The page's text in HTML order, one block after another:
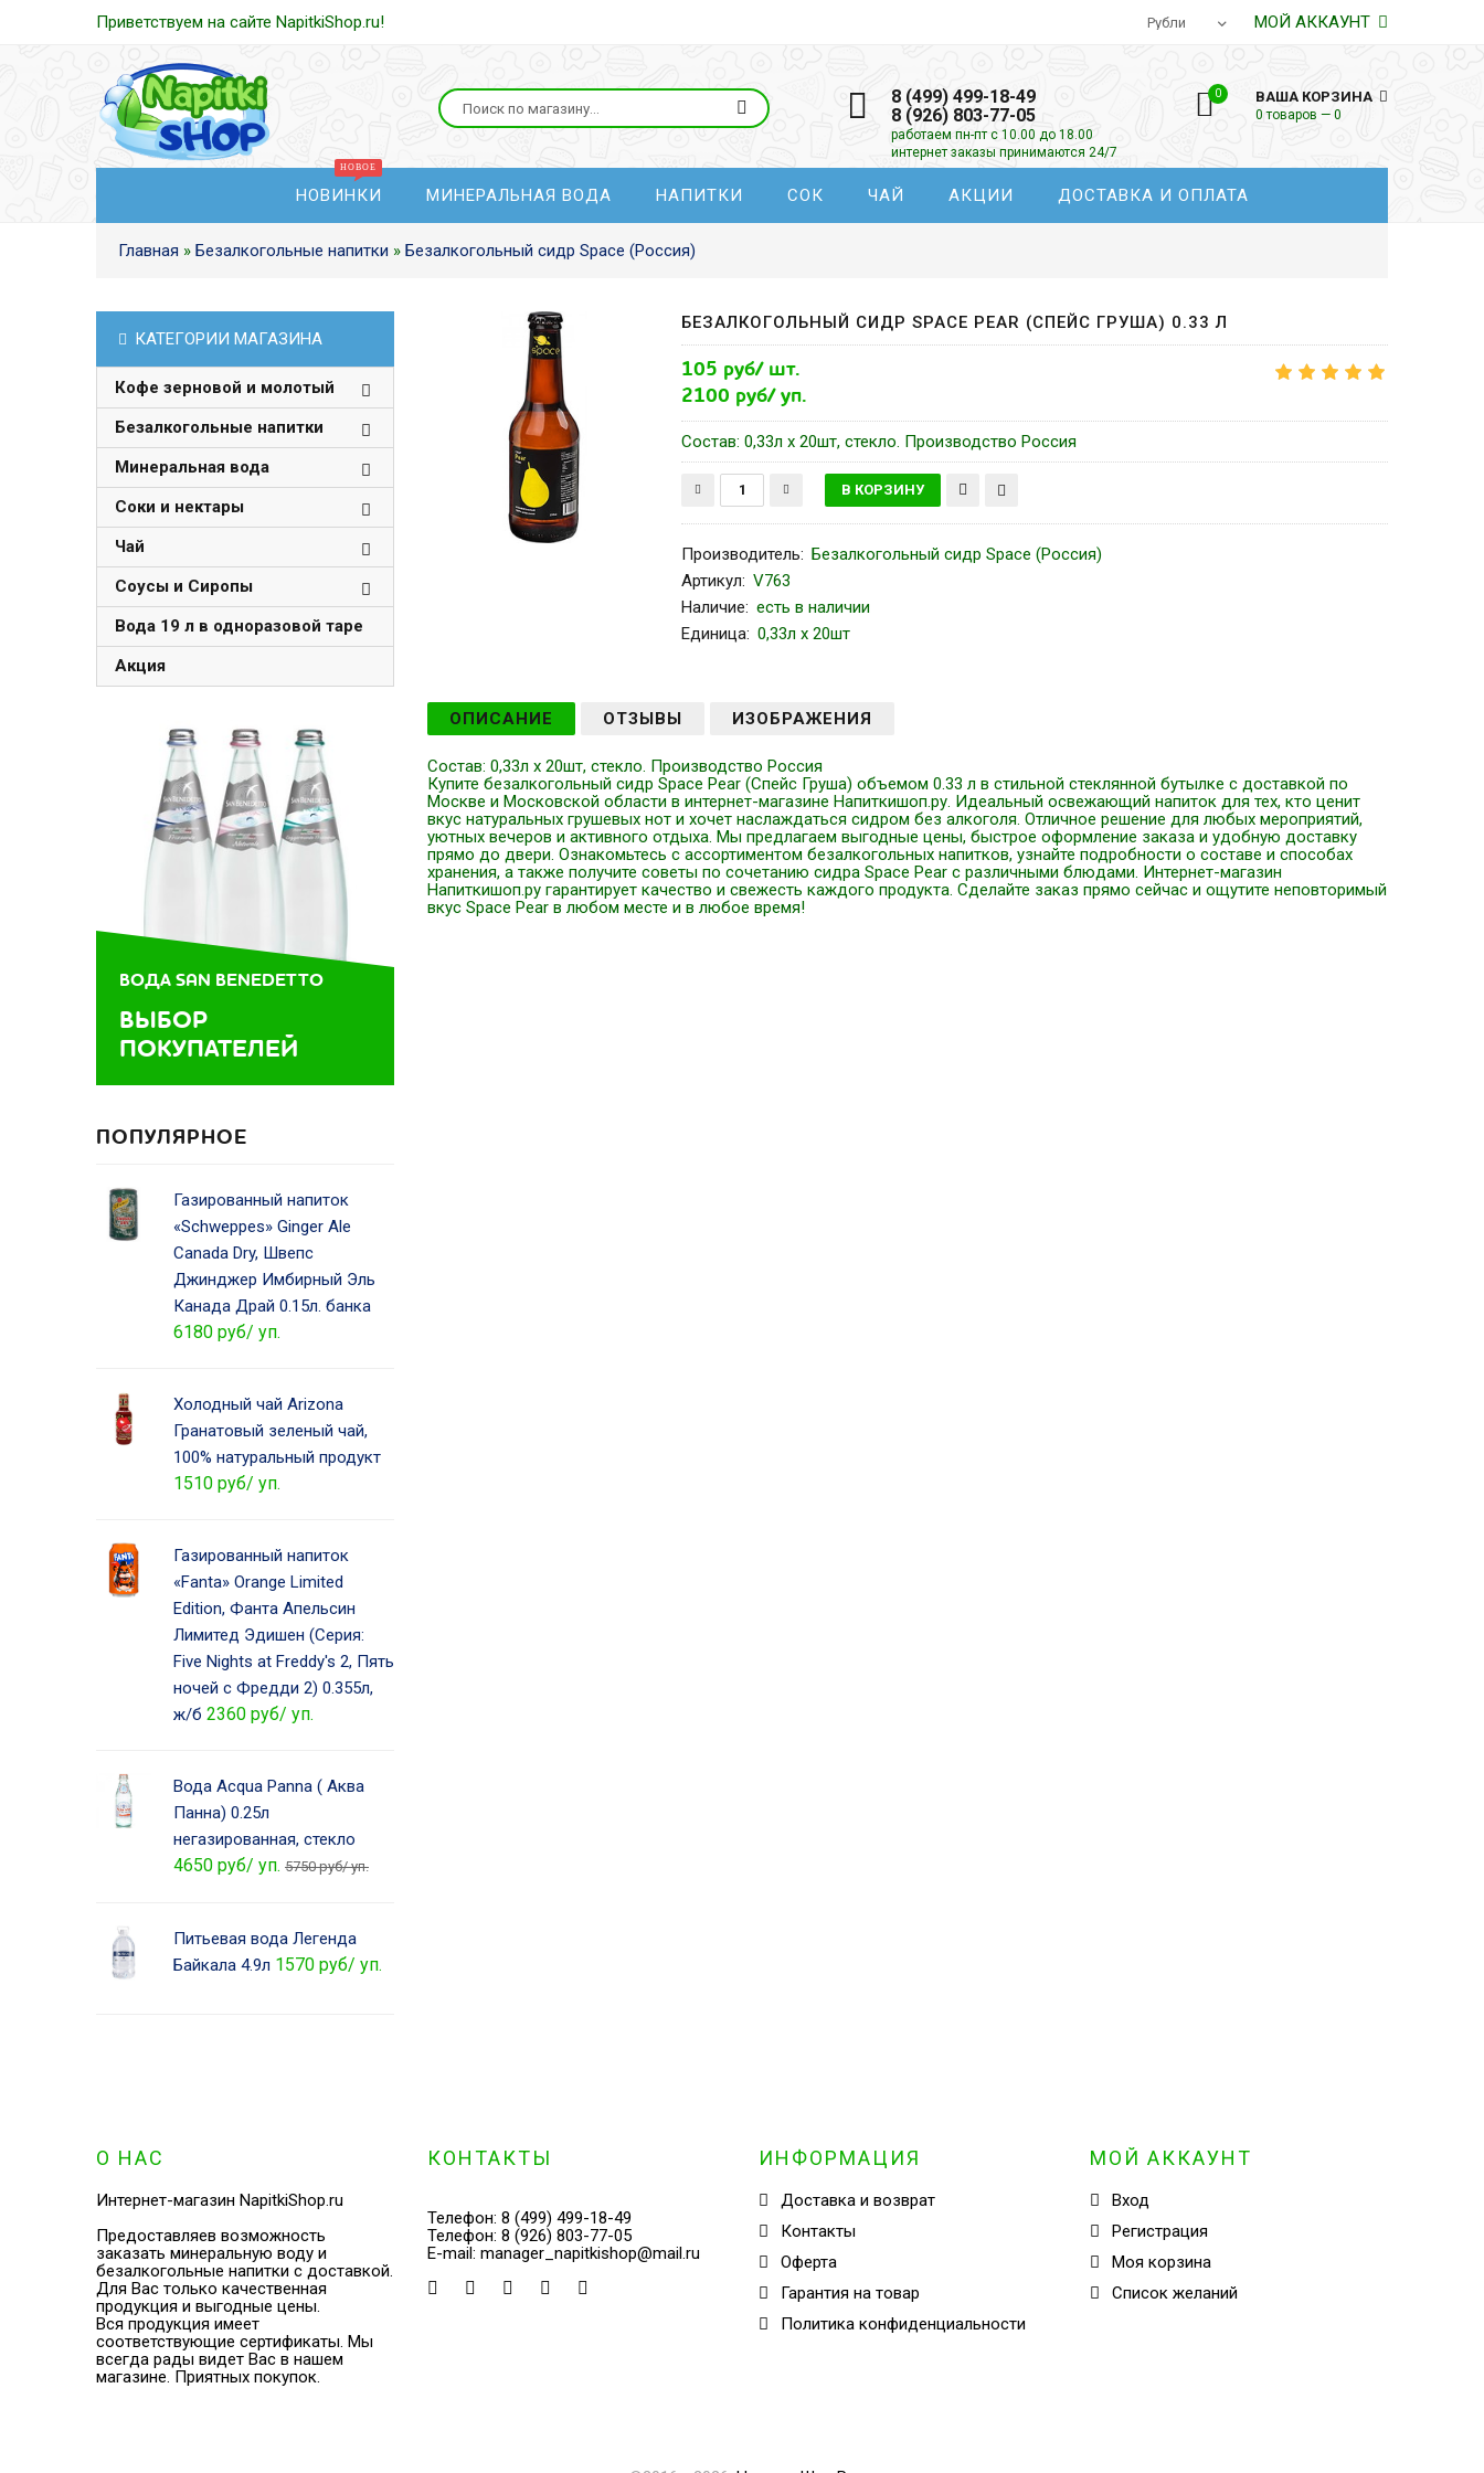
Приветствуем на сайте NapitkiShop.ru! МОЙ АККАУНТ
8 (499) 499-18-49
8 (926) 803-77-05
работаем пн-пт с 10.00 до 18.00
интернет заказы принимаются 24/7
0 ВАША КОРЗИНА
0 товаров — 0
НОВИНКИ МИНЕРАЛЬНАЯ ВОДА НАПИТКИ СОК ЧАЙ АКЦИИ ДОСТАВКА И ОПЛАТА
Главная » Безалкогольные напитки » Безалкогольный сидр Space (Россия)
БЕЗАЛКОГОЛЬНЫЙ СИДР SPACE PEAR (СПЕЙС ГРУША) 0.33 Л
105 руб/ шт.
2100 руб/ уп.
Состав: 0,33л x 20шт, стекло. Производство Россия
Производитель: Безалкогольный сидр Space (Россия)
Артикул: V763
Наличие: есть в наличии
Единица: 0,33л x 20шт
ОПИСАНИЕ ОТЗЫВЫ ИЗОБРАЖЕНИЯ
Состав: 0,33л x 20шт, стекло. Производство Россия
Купите безалкогольный сидр Space Pear (Спейс Груша) объемом 0.33 л в стильной стеклянной бутылке с доставкой по
Москве и Московской области в интернет-магазине Напиткишоп.ру. Идеальный освежающий напиток для тех, кто ценит
вкус натуральных грушевых нот и хочет наслаждаться сидром без алкоголя. Отличное решение для любых мероприятий,
уютных вечеров и активного отдыха. Мы предлагаем выгодные цены, быстрое оформление заказа и удобную доставку
прямо до двери. Ознакомьтесь с ассортиментом безалкогольных напитков, узнайте подробности о составе и способах
хранения, а также получите советы по сочетанию сидра Space Pear с различными блюдами. Интернет-магазин
Напиткишоп.ру гарантирует качество и свежесть каждого продукта. Сделайте заказ прямо сейчас и ощутите неповторимый
вкус Space Pear в любом месте и в любое время!
КАТЕГОРИИ МАГАЗИНА
Кофе зерновой и молотый
Безалкогольные напитки
Минеральная вода
Соки и нектары
Чай
Соусы и Сиропы
Вода 19 л в одноразовой таре
Акция
ВОДА SAN BENEDETTO
ВЫБОР
ПОКУПАТЕЛЕЙ
ПОПУЛЯРНОЕ
Газированный напиток
«Schweppes» Ginger Ale
Canada Dry, Швепс
Джинджер Имбирный Эль
Канада Драй 0.15л. банка
6180 руб/ уп.
Холодный чай Arizona
Гранатовый зеленый чай,
100% натуральный продукт
1510 руб/ уп.
Газированный напиток
«Fanta» Orange Limited
Edition, Фанта Апельсин
Лимитед Эдишен (Серия:
Five Nights at Freddy's 2, Пять
ночей с Фредди 2) 0.355л,
ж/б 2360 руб/ уп.
Вода Acqua Panna ( Аква
Панна) 0.25л
негазированная, стекло
4650 руб/ уп. 5750 руб/ уп.
Питьевая вода Легенда
Байкала 4.9л 1570 руб/ уп.
О НАС
Интернет-магазин NapitkiShop.ru
Предоставляев возможность
заказать минеральную воду и
безалкогольные напитки с доставкой.
Для Вас только качественная
продукция и выгодные цены.
Вся продукция имеет
соответствующие сертификаты. Мы
всегда рады видет Вас в нашем
магазине. Приятных покупок.
КОНТАКТЫ
Телефон: 8 (499) 499-18-49
Телефон: 8 (926) 803-77-05
E-mail: manager_napitkishop@mail.ru
ИНФОРМАЦИЯ
Доставка и возврат
Контакты
Оферта
Гарантия на товар
Политика конфиденциальности
МОЙ АККАУНТ
Вход
Регистрация
Моя корзина
Cписок желаний